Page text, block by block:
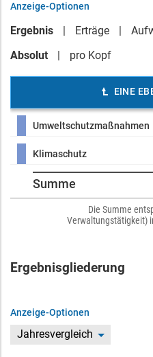
Anzeige-Optionen
Ergebnis Erträge
Absolut
pro Kopf
EINE
Umweltschutzmaßnahmen
Klimaschutz
Summe
Die Summe
Verwaltungstätigkeit)
Ergebnisgliederung
Anzeige-Optionen
Jahresvergleich